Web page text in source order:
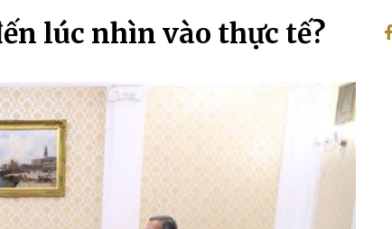
lúc nhìn vào thực tế?